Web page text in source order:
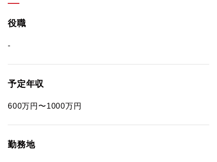
役職
-
予定年収
600万円〜1000万円
勤務地